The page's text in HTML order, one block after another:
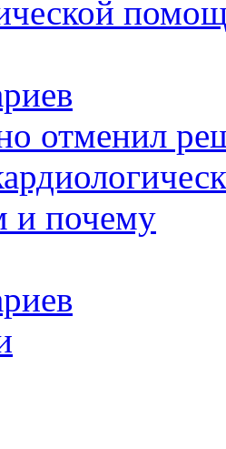
отменил
и почему